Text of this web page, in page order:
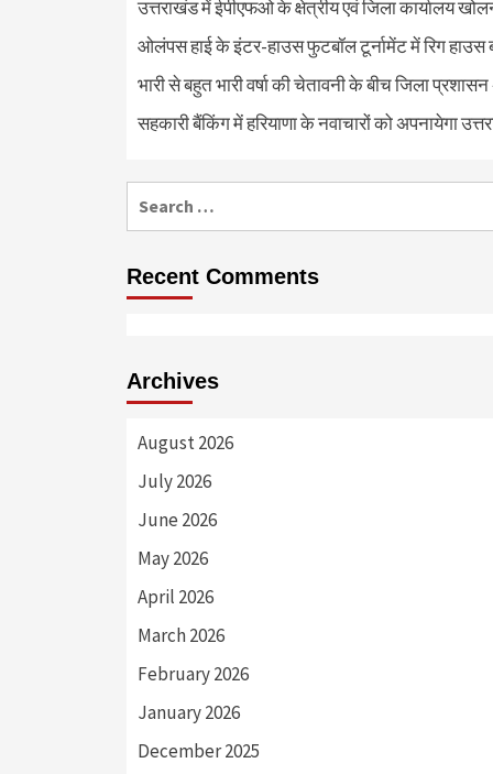
उत्तराखंड में ईपीएफओ के क्षेत्रीय एवं जिला कार्यालय
ओलंपस हाई के इंटर-हाउस फुटबॉल टूर्नामेंट में रिग हाउस
भारी से बहुत भारी वर्षा की चेतावनी के बीच जिला
सहकारी बैंकिंग में हरियाणा के नवाचारों को अपनायेगा
Recent Comments
Archives
August 2026
July 2026
June 2026
May 2026
April 2026
March 2026
February 2026
January 2026
December 2025